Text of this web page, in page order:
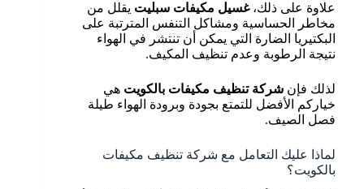
علاوة على ذلك،غسيل مكيفات سبليت يقلل من
مخاطر الحساسية ومشاكل التنفس المترتبة على
البكتيريا الضارة التي يمكن أن تنتشر في الهواء
نتيجة الرطوبة وعدم تنظيف المكيف.
لذلك فإن شركة تنظيف مكيفات بالكويت هي
خياركم الأفضل للتمتع بجودة وبرودة الهواء طيلة
فصل الصيف.
لماذا عليك التعامل مع شركة تنظيف مكيفات
بالكويت؟